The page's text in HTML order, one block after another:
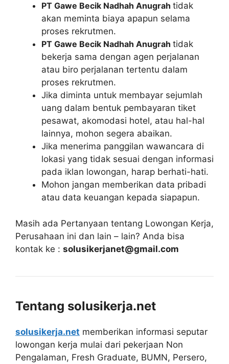
PT Gawe Becik Nadhah Anugrah tidak
akan meminta biaya apapun selama
proses rekrutmen.
PT Gawe Becik Nadhah Anugrah tidak
bekerja sama dengan agen perjalanan
atau biro perjalanan tertentu dalam
proses rekrutmen.
Jika diminta untuk membayar sejumlah
uang dalam bentuk pembayaran tiket
pesawat, akomodasi hotel, atau hal-hal
lainnya, mohon segera abaikan.
Jika menerima panggilan wawancara di
lokasi yang tidak sesuai dengan informasi
pada iklan lowongan, harap berhati-hati.
Mohon jangan memberikan data pribadi
atau data keuangan kepada siapapun.
Masih ada Pertanyaan tentang Lowongan Kerja,
Perusahaan ini dan lain – lain? Anda bisa
kontak ke : solusikerjanet@gmail.com
Tentang solusikerja.net
solusikerja.net memberikan informasi seputar
lowongan kerja mulai dari pekerjaan Non
Pengalaman, Fresh Graduate, BUMN, Persero,